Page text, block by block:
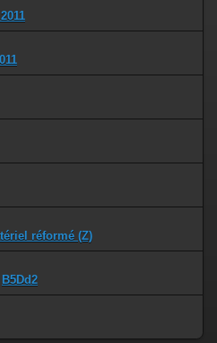
réformé (Z)
B5Dd2